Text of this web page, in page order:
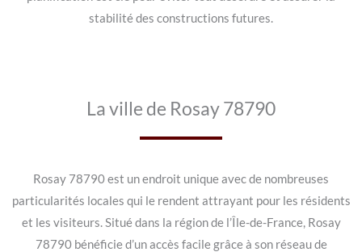
stabilité des constructions futures.
La ville de Rosay 78790
Rosay 78790 est un endroit unique avec de nombreuses
particularités locales qui le rendent attrayant pour les résidents
et les visiteurs. Situé dans la région de l’Île-de-France, Rosay
78790 bénéficie d’un accès facile grâce à son réseau de